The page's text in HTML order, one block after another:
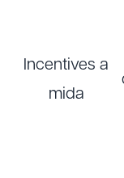
Incentives a
mida